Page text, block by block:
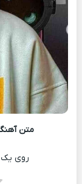
متن
روی یک